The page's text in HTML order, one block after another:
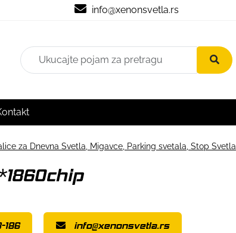
info@xenonsvetla.rs
za Dnevna Svetla, Migavce, Parking svetala, Stop Svetla
186 info@xenonsvetla.rs